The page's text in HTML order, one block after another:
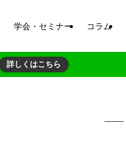
学会・セミナー コラム
詳しくはこちら